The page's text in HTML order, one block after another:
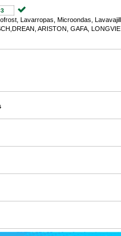
Lavarropas, Microondas,
ARISTON, GAFA,